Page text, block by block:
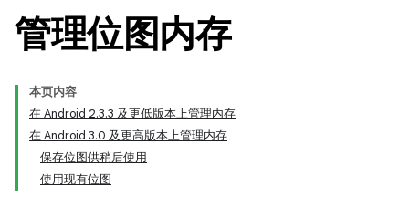
管理位图内存
本页内容
在 Android 2.3.3 及更低版本上管理内存
在 Android 3.0 及更高版本上管理内存
保存位图供稍后使用
使用现有位图